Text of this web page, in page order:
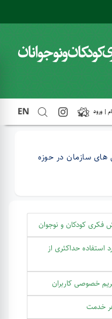
EN | ورود
های سازمان در حوزه
فکری کودکان و نوجوان
استفاده حداکثری از
خصوصی کاربران
خدمت